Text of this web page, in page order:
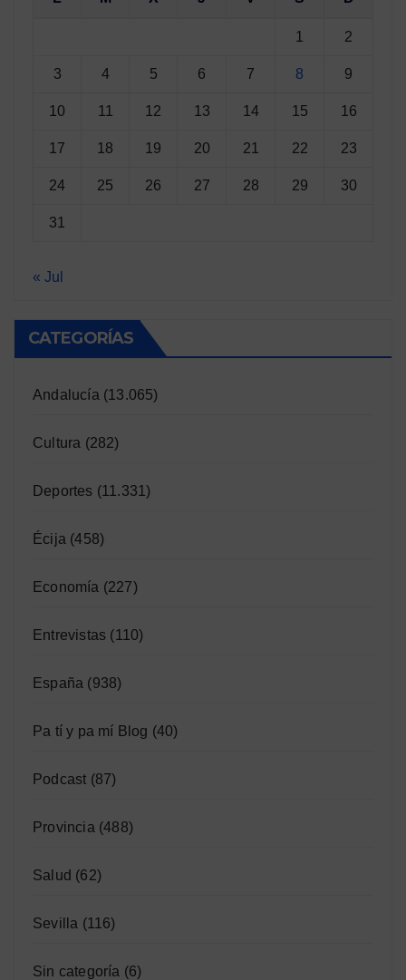
1 2
3 4 5 6 7 8 9
10 11 12 13 14 15 16
17 18 19 20 21 22 23
24 25 26 27 28 29 30
31
« Jul
CATEGORÍAS
Andalucía (13.065)
Cultura (282)
Deportes (11.331)
Écija (458)
Economía (227)
Entrevistas (110)
España (938)
Pa tí y pa mí Blog (40)
Podcast (87)
Provincia (488)
Salud (62)
Sevilla (116)
Sin categoría (6)